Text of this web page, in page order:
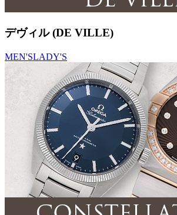
デヴィル (DE VILLE)
MEN'SLADY'S